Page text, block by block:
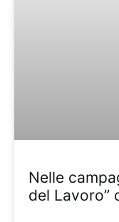
Nelle
del Lavoro”